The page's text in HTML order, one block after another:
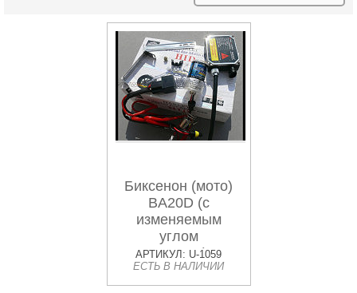
Биксенон (мото)
BA20D (с
изменяемым
углом
рассеивания) VDK
АРТИКУЛ: U-1059
ЕСТЬ В НАЛИЧИИ